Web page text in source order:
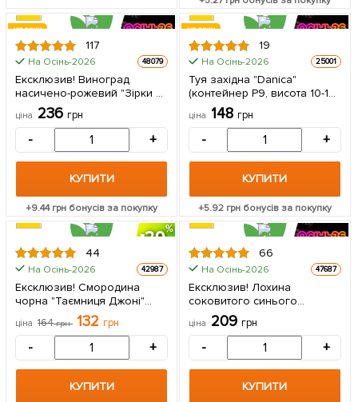
ХІТ РОКУ
117
На Осінь-2026 48079
Ексклюзив! Виноград
насичено-рожевий "Зірки в
шоці" (преміальний сорт,
морозостійкий кишмиш,
дуже солодкий) 1
саджанець в упаковці
ціна 236грн
- +
КУПИТИ
+9.44 грн бонусів за покупку
ХІТ РОКУ
19
На Осінь-2026 25001
Туя західна "Danica"
(контейнер Р9, висота 10-12
см) 1 саджанець в упаковці
ціна 148 грн
- +
КУПИТИ
+5.92 грн бонусів за покупку
20
44
На Осінь-2026 42987
Ексклюзив! Смородина
чорна "Таємниця Джоні"
(Secret of Joni) (преміальний
великоплідний сорт) 1
саджанець в упаковці
ціна 164грн 132 грн
- +
КУПИТИ
66
На Осінь-2026 47687
Ексклюзив! Лохина
соковитого синього
блискучого кольору
"Солодке захоплення"
(Sweet Delight)
(преміальний, солодкий,
морозостійкий,
високоврожайний сорт) 1
ціна 209 грн
- +
КУПИТИ